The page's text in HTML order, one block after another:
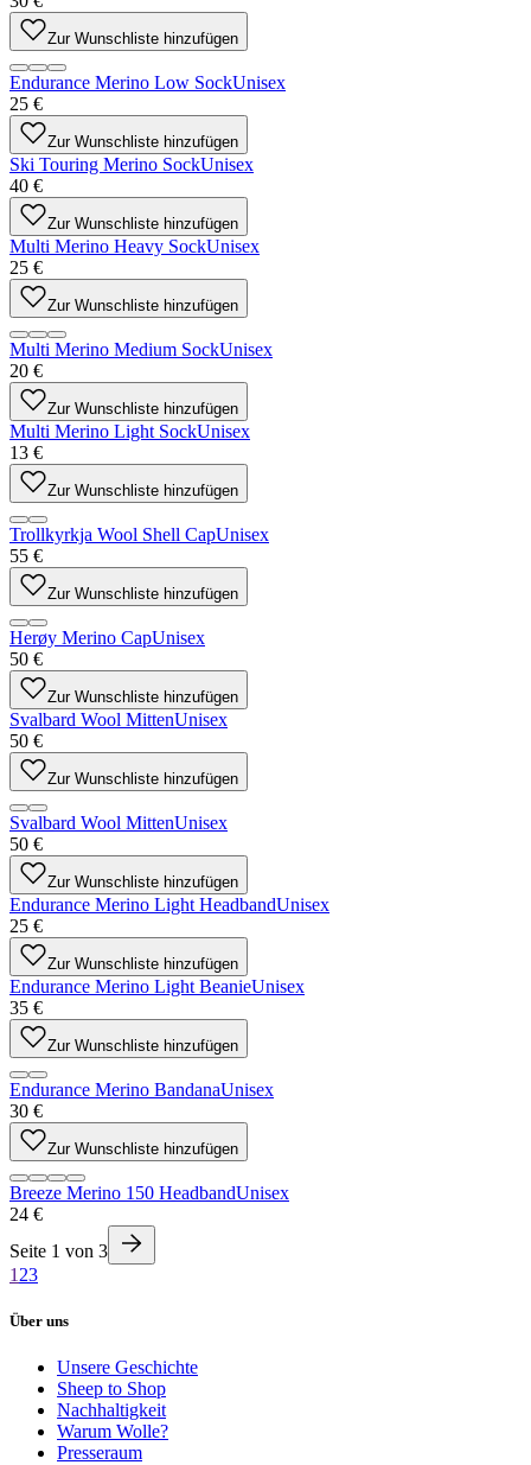
Zur Wunschliste hinzufügen
Endurance Merino Low SockUnisex
25 €
Zur Wunschliste hinzufügen
Ski Touring Merino SockUnisex
40 €
Zur Wunschliste hinzufügen
Multi Merino Heavy SockUnisex
25 €
Zur Wunschliste hinzufügen
Multi Merino Medium SockUnisex
20 €
Zur Wunschliste hinzufügen
Multi Merino Light SockUnisex
13 €
Zur Wunschliste hinzufügen
Trollkyrkja Wool Shell CapUnisex
55 €
Zur Wunschliste hinzufügen
Herøy Merino CapUnisex
50 €
Zur Wunschliste hinzufügen
Svalbard Wool MittenUnisex
50 €
Zur Wunschliste hinzufügen
Svalbard Wool MittenUnisex
50 €
Zur Wunschliste hinzufügen
Endurance Merino Light HeadbandUnisex
25 €
Zur Wunschliste hinzufügen
Endurance Merino Light BeanieUnisex
35 €
Zur Wunschliste hinzufügen
Endurance Merino BandanaUnisex
30 €
Zur Wunschliste hinzufügen
Breeze Merino 150 HeadbandUnisex
24 €
Seite 1 von 3
1 23
Über uns
Unsere Geschichte
Sheep to Shop
Nachhaltigkeit
Warum Wolle?
Presseraum